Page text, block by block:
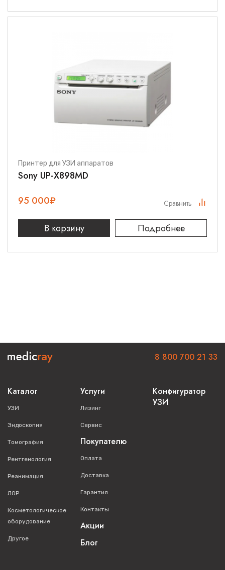
Принтер для УЗИ аппаратов
Sony UP-X898MD
95 000₽
В корзину Подробнее
Сравнить
Каталог
УЗИ
Эндоскопия
Томография
Рентгенология
Реанимация
ЛОР
Косметологическое
оборудование
Другое
Услуги
Лизинг
Сервис
Покупателю
Оплата
Доставка
Гарантия
Контакты
Акции
Блог
Конфигуратор
УЗИ
8 800 700 21 33